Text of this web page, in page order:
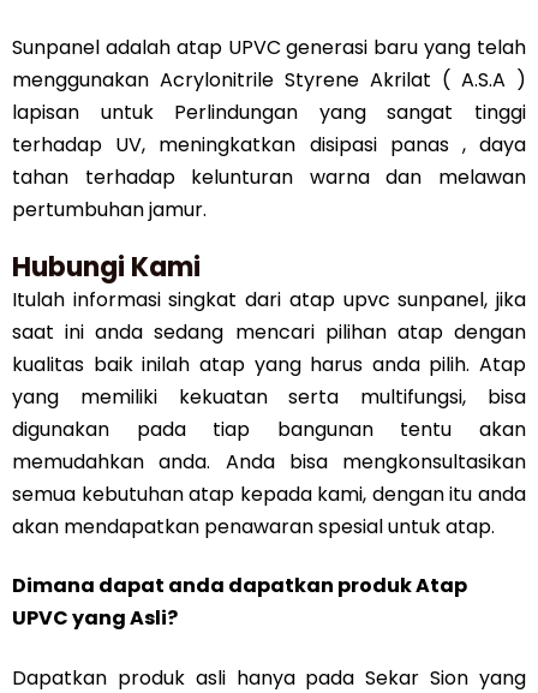
Sunpanel adalah atap UPVC generasi baru yang telah
menggunakan Acrylonitrile Styrene Akrilat ( A.S.A )
lapisan untuk Perlindungan yang sangat tinggi
terhadap UV, meningkatkan disipasi panas , daya
tahan terhadap kelunturan warna dan melawan
pertumbuhan jamur.
Hubungi Kami
Itulah informasi singkat dari atap upvc sunpanel, jika
saat ini anda sedang mencari pilihan atap dengan
kualitas baik inilah atap yang harus anda pilih. Atap
yang memiliki kekuatan serta multifungsi, bisa
digunakan pada tiap bangunan tentu akan
memudahkan anda. Anda bisa mengkonsultasikan
semua kebutuhan atap kepada kami, dengan itu anda
akan mendapatkan penawaran spesial untuk atap.
Dimana dapat anda dapatkan produk Atap
UPVC yang Asli?
Dapatkan produk asli hanya pada Sekar Sion yang